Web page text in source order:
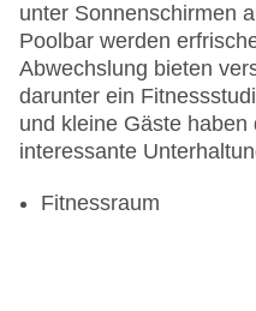
unter Sonnenschirmen
Poolbar werden
Abwechslung bieten
darunter ein
und kleine Gäste haben
interessante
Fitnessraum